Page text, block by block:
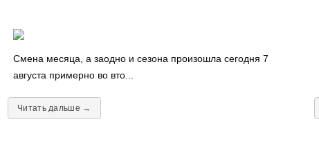
Смена месяца, а заодно и сезона произошла сегодня 7
августа примерно во вто...
Читать дальше →